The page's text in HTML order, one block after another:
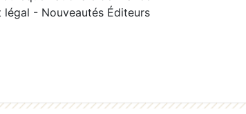
- Nouveautés Éditeurs